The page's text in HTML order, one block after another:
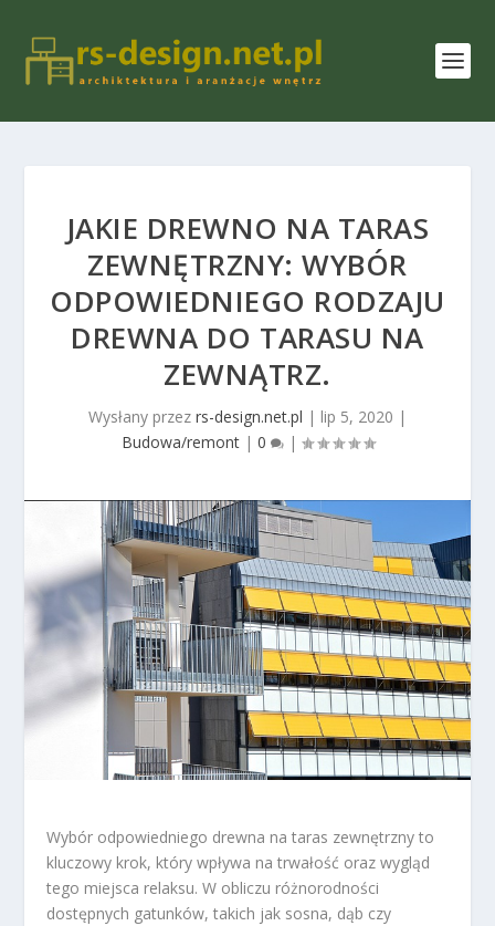
JAKIE DREWNO NA TARAS
ZEWNĘTRZNY: WYBÓR
ODPOWIEDNIEGO RODZAJU
DREWNA DO TARASU NA
ZEWNĄTRZ.
Wysłany przez rs-design.net.pl | lip 5, 2020 |
Budowa/remont| 0 |
Wybór odpowiedniego drewna na taras zewnętrzny to
kluczowy krok, który wpływa na trwałość oraz wygląd
tego miejsca relaksu. W obliczu różnorodności
dostępnych gatunków, takich jak sosna, dąb czy